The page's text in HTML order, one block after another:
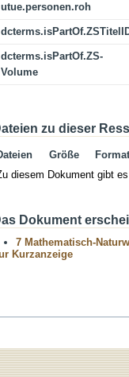
utue.personen.roh
dcterms.isPartOf.ZS-
Volume
zu dieser
Größe
Format
diesem Dokument gibt
Dokument
7 Mathematisch-
Kurzanzeige